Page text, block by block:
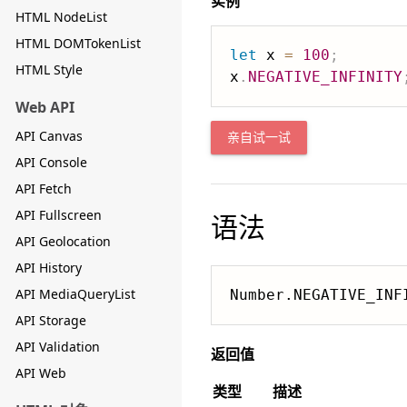
HTML NodeList
HTML DOMTokenList
HTML Style
Web API
API Canvas
API Console
API Fetch
API Fullscreen
API Geolocation
API History
API MediaQueryList
API Storage
API Validation
API Web
let x = 100 ;
x . NEGATIVE_INFINITY ;
亲自试一试
语法
返回值
类型
描述